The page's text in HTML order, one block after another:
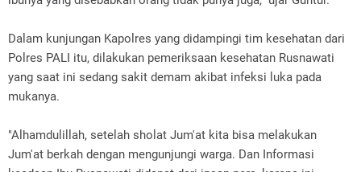
Dalam kunjungan Kapolres yang didampingi tim kesehatan dari
Polres PALI itu, dilakukan pemeriksaan kesehatan Rusnawati
yang saat ini sedang sakit demam akibat infeksi luka pada
mukanya.
"Alhamdulillah, setelah sholat Jum'at kita bisa melakukan
Jum'at berkah dengan mengunjungi warga. Dan Informasi